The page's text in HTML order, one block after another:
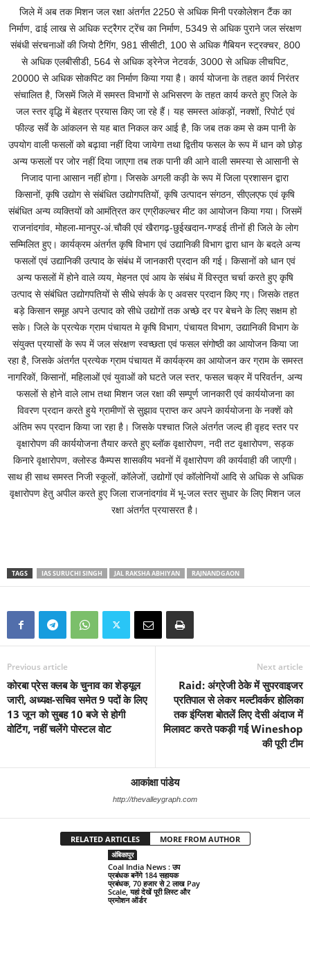
जिले में अब तक मिशन जल रक्षा अंतर्गत 2250 से अधिक मिनी परकोलेशन टैंक का
निर्माण, ढाई लाख से अधिक स्ट्रैगर ट्रेंच का निर्माण, 5349 से अधिक पुराने जल संरक्षण
संबंधी संरचनाओं की जियो टैगिंग, 981 सीसीटी, 100 से अधिक गैबियन स्ट्रक्चर, 800
से अधिक एलबीसीडी, 564 से अधिक ड्रेनेज नेटवर्क, 3000 से अधिक लीचपिट,
20000 से अधिक सोकपिट का निर्माण किया गया है। कार्य योजना के तहत कार्य निरंतर
संचालित है, जिसमें जिले में समस्त विभागों से अभिसरण के तहत कार्य करते हुए जिले के
जल स्तर वृद्धि में बेहतर प्रयास किए जा रहे हैं। यह समस्त आंकड़ों, नक्शों, रिपोर्ट एवं
फील्ड सर्वे केे आंकलन से यह बात निकल कर आई है, कि जब तक कम से कम पानी के
उपयोग वाली फसलों को बढ़ावा नहीं दिया जायेगा तथा द्वितीय फसल के रूप में धान को छोड़
अन्य फसलों पर जोर नहीं दिया जाएगा तब तक पानी की आने वाली समस्या से आसानी से
निजाद पाना आसान नहीं होगा। जिसके अगली कड़ी के रूप में जिला प्रशासन द्वारा
किसानों, कृषि उद्योग से संबंधित उद्योगपतियों, कृषि उत्पादन संगठन, सीएलएफ एवं कृषि
संबंधित अन्य व्यक्तियों को आमंत्रित कर एग्रीकल्चर मीट का आयोजन किया गया। जिसमें
राजनांदगांव, मोहला-मानपुर-अं.चौकी एवं खैरागढ़-छुईखदान-गण्डई तीनों ही जिले के लोग
सम्मिलित हुए। कार्यक्रम अंतर्गत कृषि विभाग एवं उद्यानिकी विभाग द्वारा धान के बदले अन्य
फसलों एवं उद्यानिकी उत्पाद के संबंध में जानकारी प्रदान की गई। किसानों को धान एवं
अन्य फसलों में होने वाले व्यय, मेहनत एवं आय के संबंध में विस्तृत चर्चा करते हुए कृषि
उत्पाद से संबंधित उद्योगपतियों से सीधे संपर्क के ए अवसर प्रदान किए गए। जिसके तहत
बड़े किसान समूह अपने उत्पाद को सीधे उद्योगों तक अच्छे दर पर बेचने के लिए सक्षम हो
सके। जिले के प्रत्येक ग्राम पंचायत मे कृषि विभाग, पंचायत विभाग, उद्यानिकी विभाग के
संयुक्त प्रयासों के रूप में जल संरक्षण स्वच्छता एवं फसल संगोष्ठी का आयोजन किया जा
रहा है, जिसके अंतर्गत प्रत्येक ग्राम पंचायत में कार्यक्रम का आयोजन कर ग्राम के समस्त
नागरिकों, किसानों, महिलाओं एवं युवाओं को घटते जल स्तर, फसल चक्र में परिवर्तन, अन्य
फसलों से होने वाले लाभ तथा मिशन जल रक्षा की सम्पूर्ण जानकारी एवं कार्ययोजना का
विवरण प्रदान करते हुये ग्रामीणों से सुझाव प्राप्त कर अपने कार्ययोजना के नक्शें को
अंतिम रूप प्रदान किया जा रहा है। जिसके पश्चात जिले अंतर्गत जल्द ही वृहद स्तर पर
वृक्षारोपण की कार्ययोजना तैयार करते हुए ब्लॉक वृक्षारोपण, नदी तट वृक्षारोपण, सड़क
किनारे वृक्षारोपण, क्लोस्ड कैम्पस शासकीय भवनों में वृक्षारोपण की कार्यवाही की जाएगी।
साथ ही साथ समस्त निजी स्कूलों, कॉलेजों, उद्योगों एवं कॉलोनियों आदि से अधिक से अधिक
वृक्षारोपण हेतु अपील करते हुए जिला राजनांदगांव में भू-जल स्तर सुधार के लिए मिशन जल
रक्षा अंतर्गत प्रयासरत है।
TAGS IAS SURUCHI SINGH JAL RAKSHA ABHIYAN RAJNANDGAON
Previous article
कोरबा प्रेस क्लब के चुनाव का शेड्यूल
जारी, अध्यक्ष-सचिव समेत 9 पदों के लिए
13 जून को सुबह 10 बजे से होगी
वोटिंग, नहीं चलेंगे पोस्टल वोट
Next article
Raid: अंग्रेजी ठेके में सुपरवाइजर
प्रतिपाल से लेकर मल्टीवर्कर होलिका
तक इंग्लिश बोतलें लिए देसी अंदाज में
मिलावट करते पकड़ी गई Wineshop
की पूरी टीम
आकांक्षा पांडेय
http://thevalleygraph.com
RELATED ARTICLES MORE FROM AUTHOR
अंबिकापुर
Coal India News : उप
प्रबंधक बनेंगे 184 सहायक
प्रबंधक, 70 हजार से 2 लाख Pay
Scale, यहां देखें पूरी लिस्ट और
प्रमोशन ऑर्डर